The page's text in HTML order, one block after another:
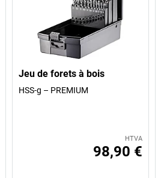
Jeu de forets à bois
HSS-g – PREMIUM
HTVA
98,90 €